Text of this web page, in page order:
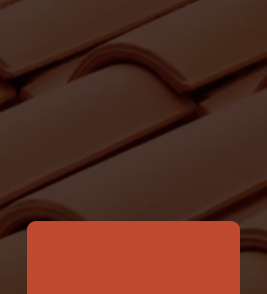
RENOV MULLER
Pourquoi nous choisir pour vos
travaux de peinture à Saint-Paul
?